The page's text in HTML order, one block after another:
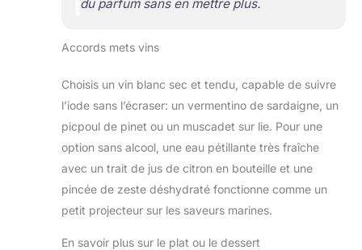
du parfum sans en mettre plus.
Accords mets vins
Choisis un vin blanc sec et tendu, capable de suivre
l’iode sans l’écraser: un vermentino de sardaigne, un
picpoul de pinet ou un muscadet sur lie. Pour une
option sans alcool, une eau pétillante très fraîche
avec un trait de jus de citron en bouteille et une
pincée de zeste déshydraté fonctionne comme un
petit projecteur sur les saveurs marines.
En savoir plus sur le plat ou le dessert